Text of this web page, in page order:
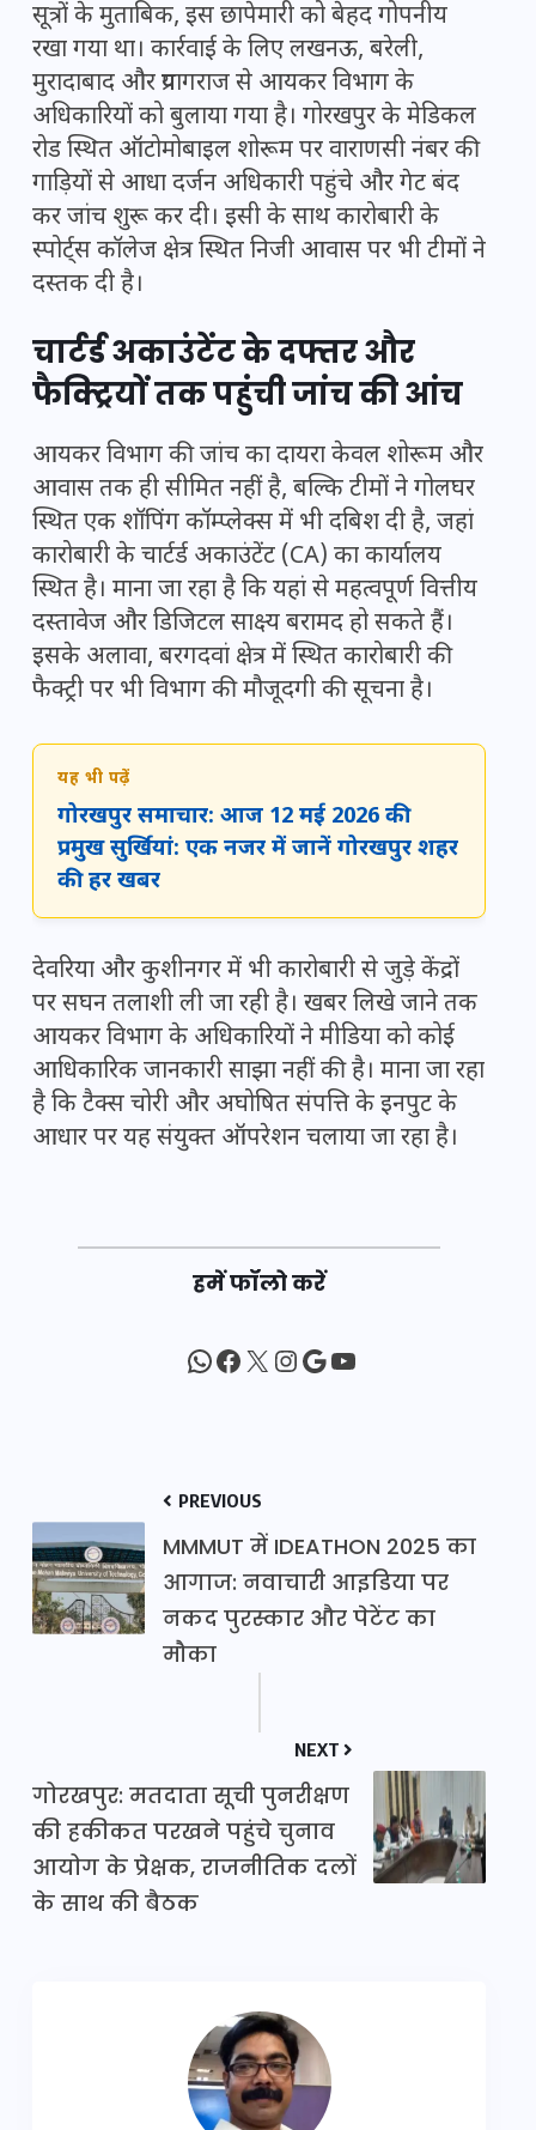
सूत्रों के मुताबिक, इस छापेमारी को बेहद गोपनीय
रखा गया था। कार्रवाई के लिए लखनऊ, बरेली,
मुरादाबाद और प्रयागराज से आयकर विभाग के
अधिकारियों को बुलाया गया है। गोरखपुर के मेडिकल
रोड स्थित ऑटोमोबाइल शोरूम पर वाराणसी नंबर की
गाड़ियों से आधा दर्जन अधिकारी पहुंचे और गेट बंद
कर जांच शुरू कर दी। इसी के साथ कारोबारी के
स्पोर्ट्स कॉलेज क्षेत्र स्थित निजी आवास पर भी टीमों ने
दस्तक दी है।
चार्टर्ड अकाउंटेंट के दफ्तर और
फैक्ट्रियों तक पहुंची जांच की आंच
आयकर विभाग की जांच का दायरा केवल शोरूम और
आवास तक ही सीमित नहीं है, बल्कि टीमों ने गोलघर
स्थित एक शॉपिंग कॉम्प्लेक्स में भी दबिश दी है, जहां
कारोबारी के चार्टर्ड अकाउंटेंट (CA) का कार्यालय
स्थित है। माना जा रहा है कि यहां से महत्वपूर्ण वित्तीय
दस्तावेज और डिजिटल साक्ष्य बरामद हो सकते हैं।
इसके अलावा, बरगदवां क्षेत्र में स्थित कारोबारी की
फैक्ट्री पर भी विभाग की मौजूदगी की सूचना है।
यह भी पढ़ें
गोरखपुर समाचार: आज 12 मई 2026 की
प्रमुख सुर्खियां: एक नजर में जानें गोरखपुर शहर
की हर खबर
देवरिया और कुशीनगर में भी कारोबारी से जुड़े केंद्रों
पर सघन तलाशी ली जा रही है। खबर लिखे जाने तक
आयकर विभाग के अधिकारियों ने मीडिया को कोई
आधिकारिक जानकारी साझा नहीं की है। माना जा रहा
है कि टैक्स चोरी और अघोषित संपत्ति के इनपुट के
आधार पर यह संयुक्त ऑपरेशन चलाया जा रहा है।
हमें फॉलो करें
WhatsApp
Facebook
X Instagram
Google
YouTube
PREVIOUS
MMMUT में IDEATHON 2025 का
आगाज: नवाचारी आइडिया पर
नकद पुरस्कार और पेटेंट का
मौका
NEXT
गोरखपुर: मतदाता सूची पुनरीक्षण
की हकीकत परखने पहुंचे चुनाव
आयोग के प्रेक्षक, राजनीतिक दलों
के साथ की बैठक